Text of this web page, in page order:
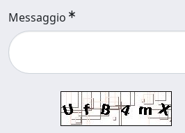
Messaggio